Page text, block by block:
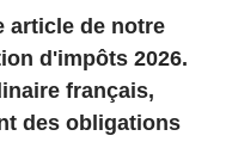
article de notre
d'impôts 2026.
français,
des obligations